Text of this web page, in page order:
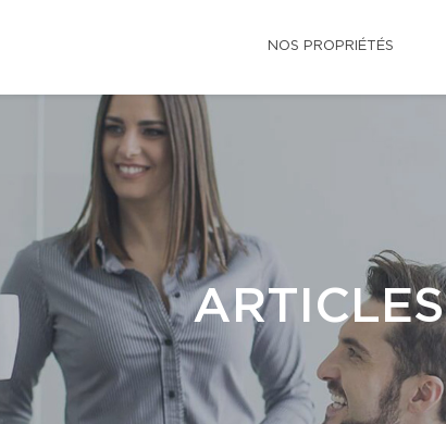
NOS PROPRIÉTÉS
ARTICLES